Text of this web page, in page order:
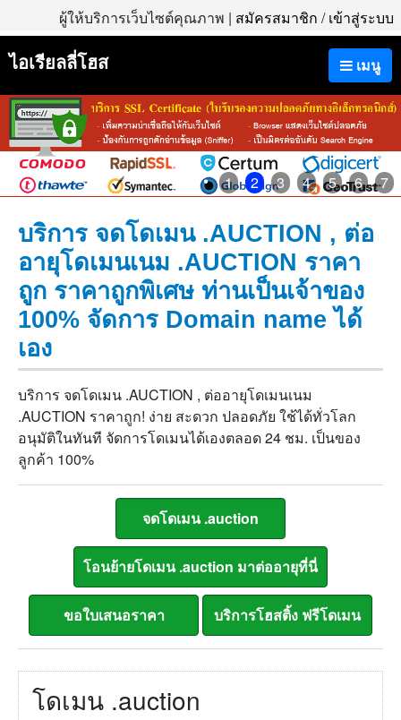
ผู้ให้บริการเว็บไซต์คุณภาพ | สมัครสมาชิก /เข้าสู่ระบบ
เมนู
ไอเรียลลี่โฮส
1 2 3 4 5 6 7
บริการ จดโดเมน .AUCTION , ต่อ
อายุโดเมนเนม .AUCTION ราคา
ถูก ราคาถูกพิเศษ ท่านเป็นเจ้าของ
100% จัดการ Domain name ได้
เอง
บริการ จดโดเมน .AUCTION , ต่ออายุโดเมนเนม
.AUCTION ราคาถูก! ง่าย สะดวก ปลอดภัย ใช้ได้ทั่วโลก
อนุมัติในทันที จัดการโดเมนได้เองตลอด 24 ชม. เป็นของ
ลูกค้า 100%
โดเมน .auction